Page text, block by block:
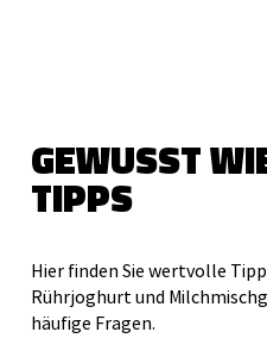
GEWUSST
TIPPS
Hier finden Sie wertvolle
Rührjoghurt und
häufige Fragen.